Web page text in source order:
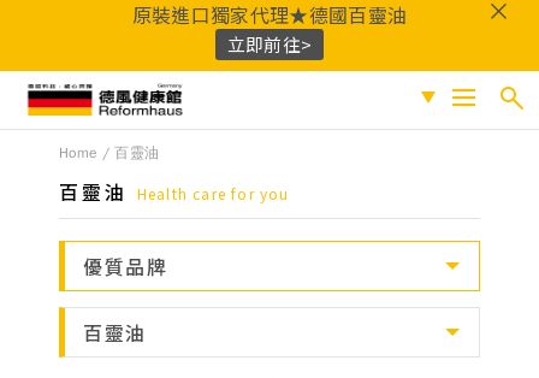
原裝進口獨家代理★德國百靈油
立即前往>
百靈油 黑種草油 鎂 Q10 酸櫻桃
魚
油
益生菌
鐵
B群 鋅 蜂膠
Home 百靈油
百靈油 Health care for you
優質品牌
百靈油
促銷專區
人氣商品
保健系列
成份分類